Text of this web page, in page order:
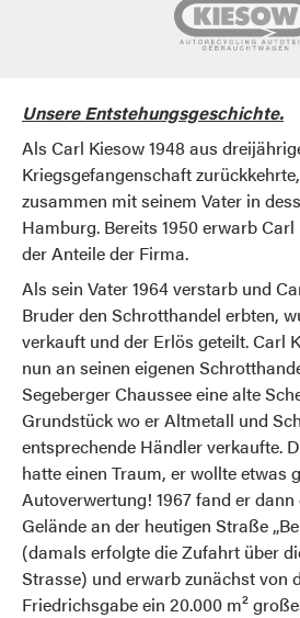
Unsere Entstehungsgeschichte.
Als Carl Kiesow 1948 aus
Kriegsgefangenschaft
zusammen mit seinem Vater in
Hamburg. Bereits 1950 erwarb
der Anteile der Firma.
Als sein Vater 1964 verstarb und
Bruder den Schrotthandel erbten,
verkauft und der Erlös geteilt. Carl
nun an seinen eigenen
Segeberger Chaussee eine alte
Grundstück wo er Altmetall und
entsprechende Händler verkaufte.
hatte einen Traum, er wollte etwas
Autoverwertung! 1967 fand er dann
Gelände an der heutigen Straße
(damals erfolgte die Zufahrt über
Strasse) und erwarb zunächst von
Friedrichsgabe ein 20.000 m²